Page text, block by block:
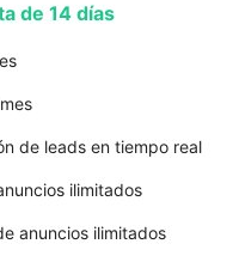
de 14 días
de leads en tiempo real
ilimitados
anuncios ilimitados